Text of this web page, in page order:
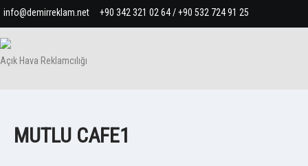
+90 342 321 02 64 / +90 532 724 91 25
info@demirreklam.net
Açık Hava Reklamcılığı
MUTLU CAFE1